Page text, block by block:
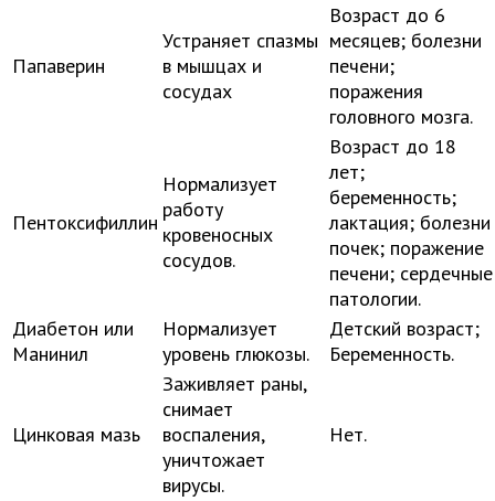
Папаверин
Устраняет спазмы
в мышцах и
сосудах
Возраст до 6
месяцев; болезни
печени;
поражения
головного мозга.
Пентоксифиллин
Нормализует
работу
кровеносных
сосудов.
Возраст до 18
лет;
беременность;
лактация; болезни
почек; поражение
печени; сердечные
патологии.
Диабетон или
Манинил
Нормализует
уровень глюкозы.
Детский возраст;
Беременность.
Цинковая мазь
Заживляет раны,
снимает
воспаления,
уничтожает
вирусы.
Нет.